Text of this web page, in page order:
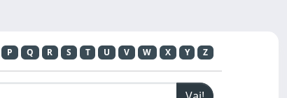
P Q R S T U V W X Y Z